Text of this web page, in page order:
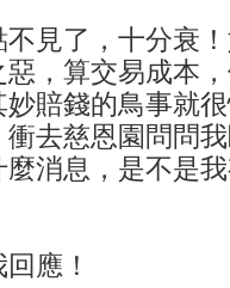
見了，十分衰
，算交易成本
賠錢的鳥事就
去慈恩園問問
消息，是不是
應！